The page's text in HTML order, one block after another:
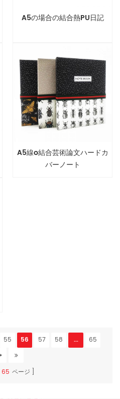
A5の場合の結合熱PU日記
A5線o結合芸術論文ハードカ
バーノート
55 56 57 58 ... 65
65 ページ